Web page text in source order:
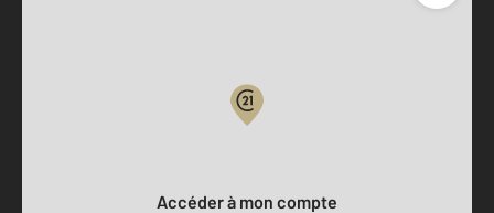
Accéder à mon compte